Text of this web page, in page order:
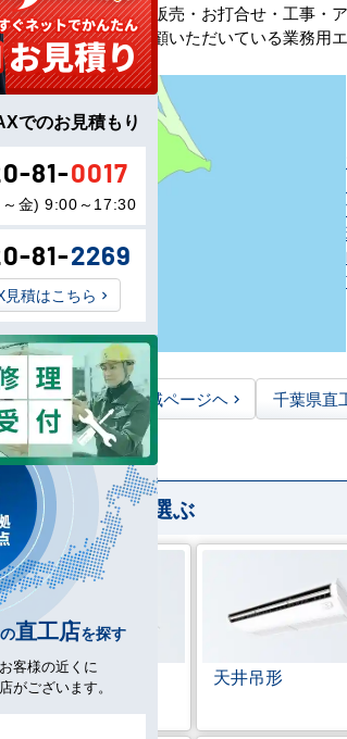
コン・空調機器の販売・お打合せ・工事・
様にご信頼・ご愛顧いただいている業務用
ヘ 千葉県全域ページヘ 千葉県直
用エアコンを選ぶ
ラウンドフロー 天井吊形
でのお見積もり
81-0017
金) 9:00～17:30
81-2269
見積はこちら
の直工店を探す
客様の近くに
がございます。